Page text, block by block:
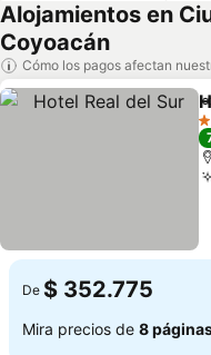
Alojamientos en
Coyoacán
Cómo los pagos afectan
3
De $ 352.775
Mira precios de 8